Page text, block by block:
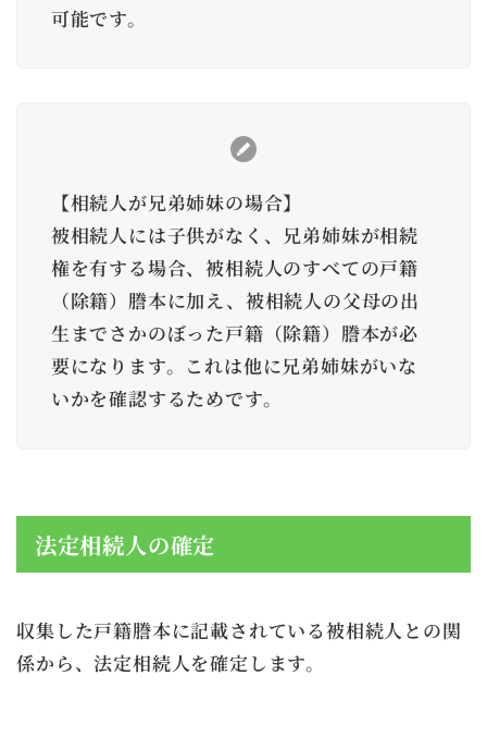
可能です。
【相続人が兄弟姉妹の場合】
被相続人には子供がなく、兄弟姉妹が相続
権を有する場合、被相続人のすべての戸籍
（除籍）謄本に加え、被相続人の父母の出
生までさかのぼった戸籍（除籍）謄本が必
要になります。これは他に兄弟姉妹がいな
いかを確認するためです。
法定相続人の確定
収集した戸籍謄本に記載されている被相続人との関
係から、法定相続人を確定します。